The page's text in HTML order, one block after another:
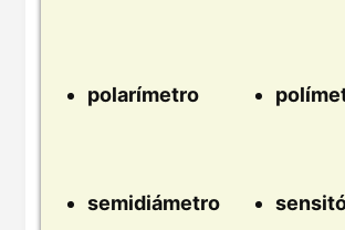
polarímetro
semidiámetro